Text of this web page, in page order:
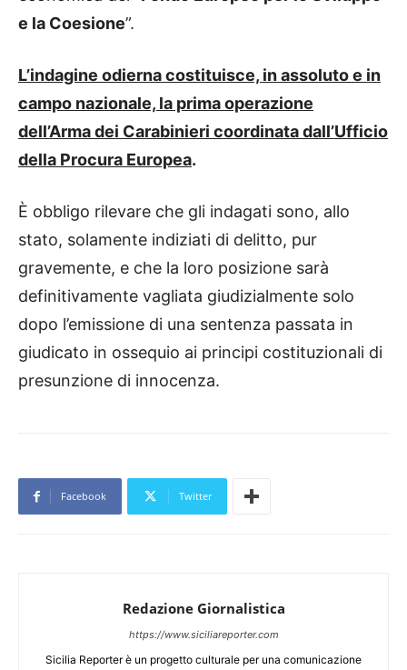
e la Coesione”.
L’indagine odierna costituisce, in assoluto e in
campo nazionale, la prima operazione
dell’Arma dei Carabinieri coordinata dall’Ufficio
della Procura Europea.
È obbligo rilevare che gli indagati sono, allo
stato, solamente indiziati di delitto, pur
gravemente, e che la loro posizione sarà
definitivamente vagliata giudizialmente solo
dopo l’emissione di una sentenza passata in
giudicato in ossequio ai principi costituzionali di
presunzione di innocenza.
Facebook Twitter
Redazione Giornalistica
https://www.siciliareporter.com
Sicilia Reporter è un progetto culturale per una comunicazione